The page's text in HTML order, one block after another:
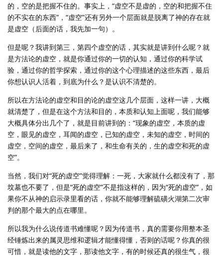
的，空的是把握不住的。事实上，“虚空不是虚的，空的和把握不住
的不实在的东西”，“虚空”还有另外一个层面就是脱离了神的存在就
是虚空（后面的话，我先加一句）。
但是呢？我讲到第三，第四个虚空的话，其实就是讲到什么呢？就
是方法论的虚空，就是你通过你的一切的认知，通过你的科学试
验，通过你的哲学探索，通过你的这个心理描述的这些东西，最后
你想认识人活着，到底为什么？是认识不清楚的。
所以在方法论的虚空和目的论的虚空这几个层面，这样一讲，大概
就清楚了，但是在这个方法和目的，本质和认知上面呢，我们能够
大概具体分出几个了，就是目前讲到的：“现象的虚空，本质的虚
空，眼见的虚空，耳闻的虚空，已知的虚空，未知的虚空，时间的
虚空，空间的虚空，最后来了，和生命有关的，生的虚空和死的虚
空”。
当然，我们对“死的虚空”觉得理解：一死，大家就什么都没有了，那
坟墓也不要了，但是“死的虚空”不是指这样的，因为“死的虚空”，如
果你不从神的启示录里看的话，你就不能够理解硫磺火湖第二次审
判的那个最大的点在哪里。
所以我为什么说传道书难懂呢？因为传道书，真的需要你用整本圣
经锤炼出来的属灵思维和逻辑才能懂得懂，否则的话呢？你真的很
可惜，就是读他的文字，那读他文字，有的时候还真的很生气，很